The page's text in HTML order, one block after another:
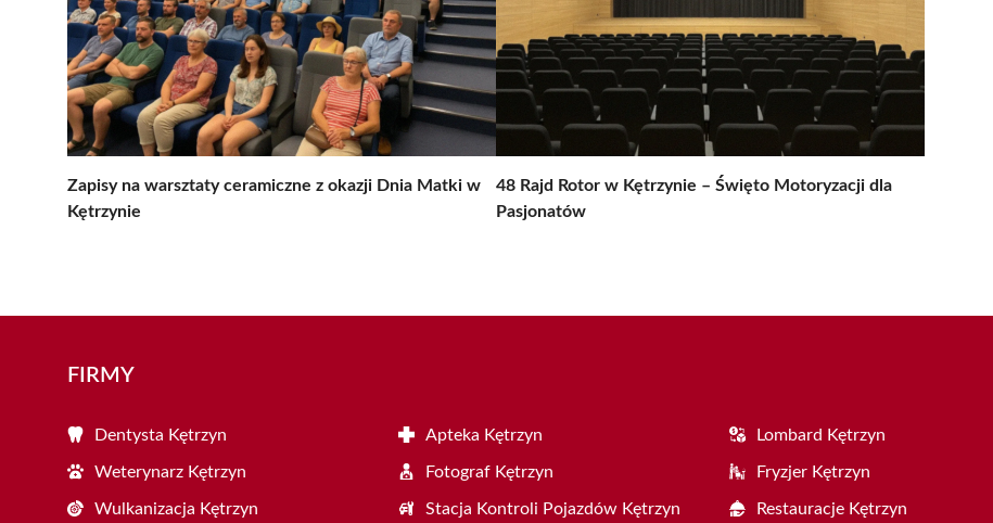
Zapisy na warsztaty ceramiczne z okazji Dnia Matki w
Kętrzynie
48 Rajd Rotor w Kętrzynie – Święto Motoryzacji dla
Pasjonatów
FIRMY
Dentysta Kętrzyn Apteka Kętrzyn Lombard Kętrzyn
Weterynarz Kętrzyn Fotograf Kętrzyn Fryzjer Kętrzyn
Wulkanizacja Kętrzyn Stacja Kontroli Pojazdów Kętrzyn Restauracje Kętrzyn